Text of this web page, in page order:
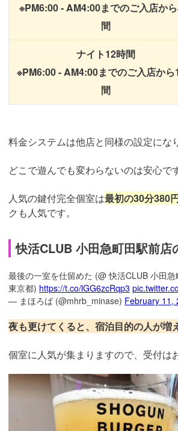
※PM6:00 - AM4:00までのご入店か
間
ナイト12時間
※PM6:00 - AM4:00までのご入店から
間
料金システムは他店と同様の設定にな
どこで遊んでも変わらないのは安心で
人気の鍵付完全個室は最初の30分380
クも人気です。
快活CLUB 小田急町田駅前店
最後の一室を仕留めた (@ 快活CLUB 小田
東京都) https://t.co/lGG6zcRqp3
— まほろば (@mhrb_minase) February 11,
夜も更けてくると、宿泊目的の人が増
個室に人気が集まりますので、受付は